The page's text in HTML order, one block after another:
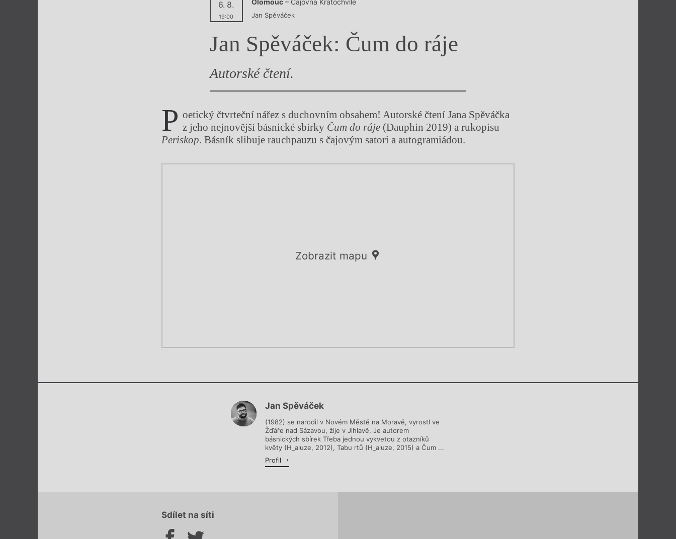
Výroční ceny
6. 8.
19:00
Olomouc – Čajovna Kratochvíle
Jan Spěváček
Jan Spěváček: Čum do ráje
Autorské čtení.
P oetický čtvrteční nářez s duchovním obsahem! Autorské čtení Jana Spěváčka
z jeho nejnovější básnické sbírky Čum do ráje(Dauphin 2019) a rukopisu
Periskop. Básník slibuje rauchpauzu s čajovým satori a autogramiádou.
Zobrazit mapu
Načítá se.
Chviličku.
Jan Spěváček
(1982) se narodil v Novém Městě na Moravě, vyrostl ve
Žďáře nad Sázavou, žije v Jihlavě. Je autorem
básnických sbírek Třeba jednou vykvetou z otazníků
květy (H_aluze, 2012), Tabu rtů (H_aluze, 2015) a Čum ...
Profil
Sdílet na síti